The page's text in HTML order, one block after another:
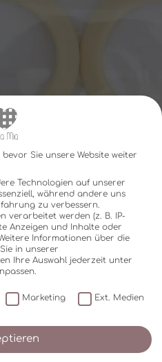
Sie unsere Website weiter
Technologien auf unserer
während andere uns
zu verbessern.
verarbeitet werden (z. B. IP-
Anzeigen und Inhalte oder
Informationen über die
in unserer
Ihre Auswahl jederzeit unter
Marketing Ext. Medien